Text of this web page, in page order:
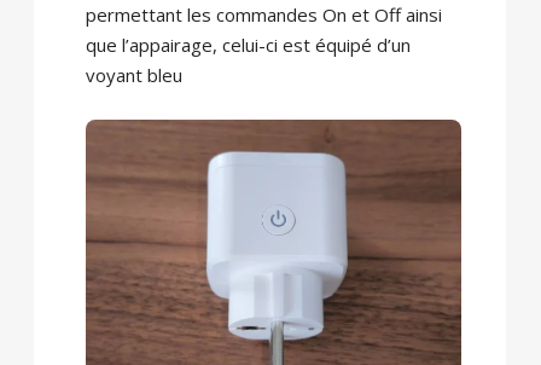
permettant les commandes On et Off ainsi
que l’appairage, celui-ci est équipé d’un
voyant bleu